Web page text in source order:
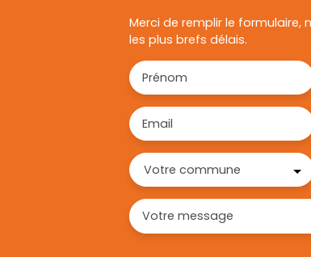
Merci de remplir le formulaire,
les plus brefs délais.
Prénom
Email
Votre commune
Votre message